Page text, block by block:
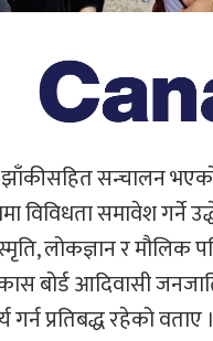
सन्चालन
विविधता समावेश
लोकज्ञान र मौलिक
बोर्ड आदिवासी
प्रतिबद्ध रहेको वताए ।